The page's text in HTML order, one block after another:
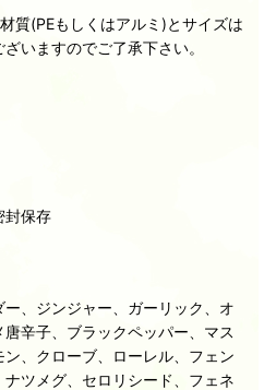
質(PEもしくはアルミ)とサイズは
いますのでご了承下さい。
封保存
、ジンジャー、ガーリック、オ
辛子、ブラックペッパー、マス
、クローブ、ローレル、フェン
ツメグ、セロリシード、フェネ